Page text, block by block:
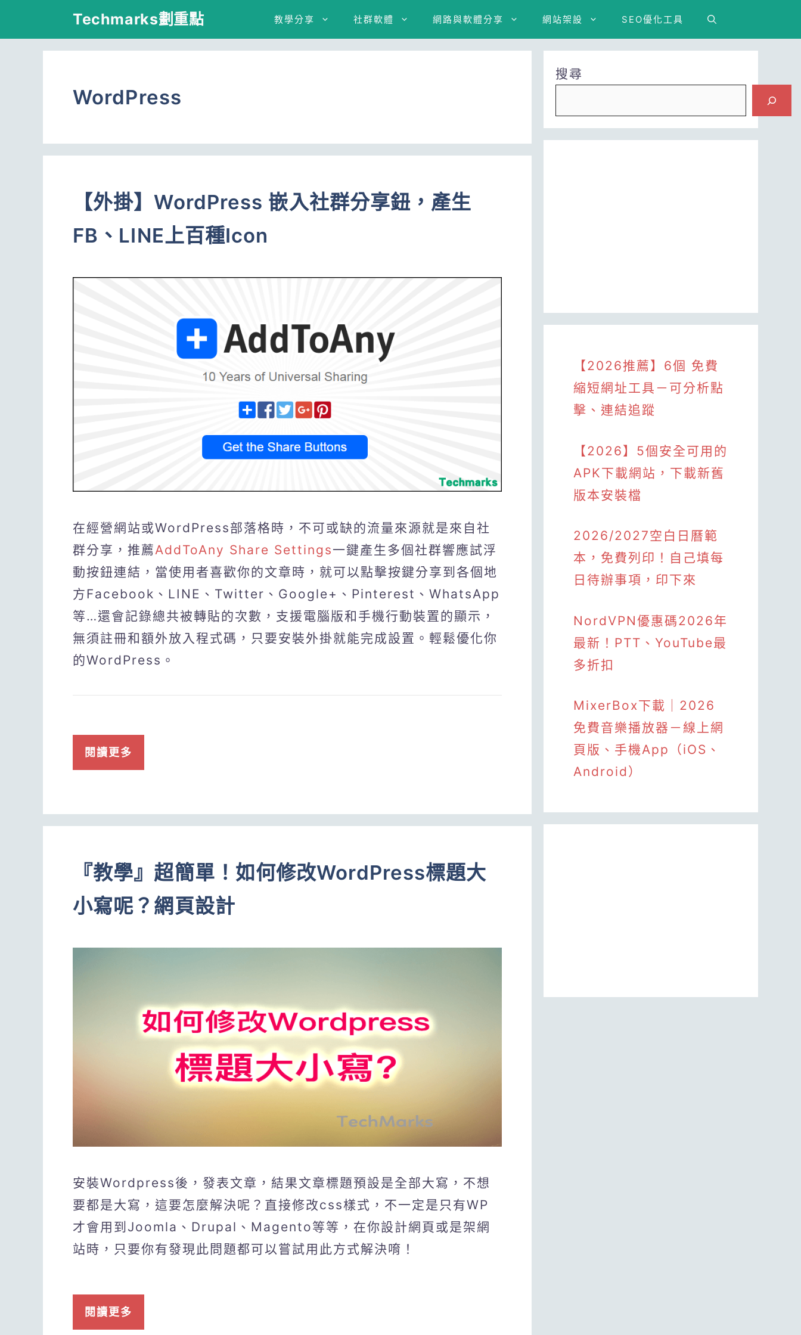
Techmarks劃重點 教學分享 社群軟體 網路與軟體分享 網站架設 SEO優化工具
WordPress
【外掛】WordPress 嵌入社群分享鈕，產生
FB、LINE上百種Icon
在經營網站或WordPress部落格時，不可或缺的流量來源就是來自社
群分享，推薦AddToAny Share Settings一鍵產生多個社群響應試浮
動按鈕連結，當使用者喜歡你的文章時，就可以點擊按鍵分享到各個地
方Facebook、LINE、Twitter、Google+、Pinterest、WhatsApp
等…還會記錄總共被轉貼的次數，支援電腦版和手機行動裝置的顯示，
無須註冊和額外放入程式碼，只要安裝外掛就能完成設置。輕鬆優化你
的WordPress。
閱讀更多
『教學』超簡單！如何修改WordPress標題大
小寫呢？網頁設計
安裝Wordpress後，發表文章，結果文章標題預設是全部大寫，不想
要都是大寫，這要怎麼解決呢？直接修改css樣式，不一定是只有WP
才會用到Joomla、Drupal、Magento等等，在你設計網頁或是架網
站時，只要你有發現此問題都可以嘗試用此方式解決唷！
閱讀更多
搜尋
【2026推薦】6個 免費
縮短網址工具－可分析點
擊、連結追蹤
【2026】5個安全可用的
APK下載網站，下載新舊
版本安裝檔
2026/2027空白日曆範
本，免費列印！自己填每
日待辦事項，印下來
NordVPN優惠碼2026年
最新！PTT、YouTube最
多折扣
MixerBox下載｜2026
免費音樂播放器－線上網
頁版、手機App（iOS、
Android）